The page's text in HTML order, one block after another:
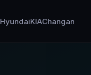
HyundaiKIAChangan